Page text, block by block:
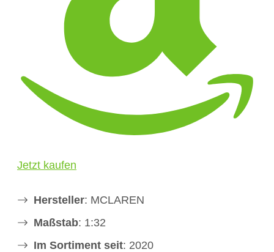
Jetzt kaufen
Hersteller: MCLAREN
Maßstab: 1:32
Im Sortiment seit: 2020